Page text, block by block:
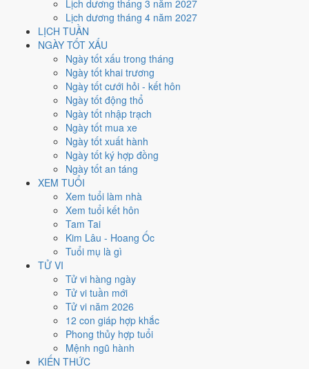
Lịch dương tháng 3 năm 2027
Lịch dương tháng 4 năm 2027
LỊCH TUẦN
NGÀY TỐT XẤU
Ngày tốt xấu trong tháng
Ngày tốt khai trương
Ngày tốt cưới hỏi - kết hôn
Ngày tốt động thổ
Ngày tốt nhập trạch
Ngày tốt mua xe
Ngày tốt xuất hành
Ngày tốt ký hợp đồng
Ngày tốt an táng
XEM TUỔI
Xem tuổi làm nhà
Xem tuổi kết hôn
Tam Tai
Kim Lâu - Hoang Ốc
Tuổi mụ là gì
TỬ VI
Tử vi hàng ngày
Tử vi tuần mới
Tử vi năm 2026
12 con giáp hợp khắc
Phong thủy hợp tuổi
Mệnh ngũ hành
KIẾN THỨC
Dương Liễu Mộc. Tổng hòa, đây làNgày Đại Cát
cho các việc quan trọng. Giờ Hoàng Đạo trong ngày:
Mão, Tỵ, Thân, Tuất, Hợi
Ngày Dương
Tháng 12 năm 2021
Tháng 10 âm năm 2021
Tiết Tiểu Tuyết
Nhâm Tý
Tân Sửu
Ngày Quý Mùi có TrựcThành (ngày thành tựu - đại cát, tốt cho mọi
việc) và gặp SaoMinh Đường hoàng đạo
10.0/10 nên đây làNgày Đại Cát
trương, ký kết.
Hợi, Mão, Ngọhợp ngày; tuổi